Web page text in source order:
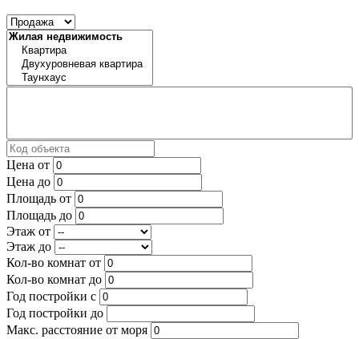
Цена от
Цена до
Площадь от
Площадь до
Этаж от
Этаж до
Кол-во комнат от
Кол-во комнат до
Год постройки с
Год постройки до
Макс. расстояние от моря